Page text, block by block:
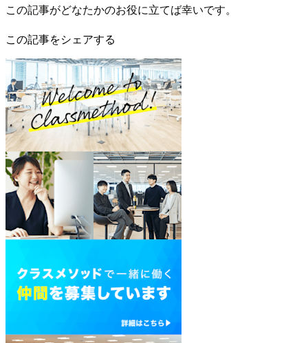
この記事がどなたかのお役に立てば幸いです。
この記事をシェアする